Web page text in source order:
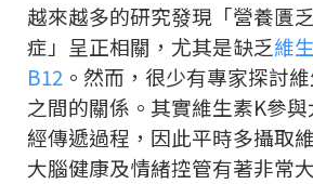
越來越多的研究發現「營養匱
症」呈正相關，尤其是缺乏維
B12 。然而，很少有專家探討
之間的關係。其實維生素K參
經傳遞過程，因此平時多攝取
大腦健康及情緒控管有著非常